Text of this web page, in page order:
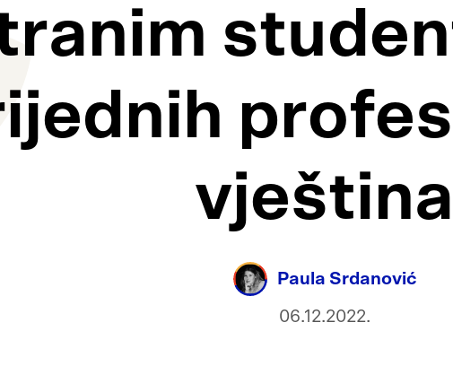
vještina
Paula Srdanović
06.12.2022.